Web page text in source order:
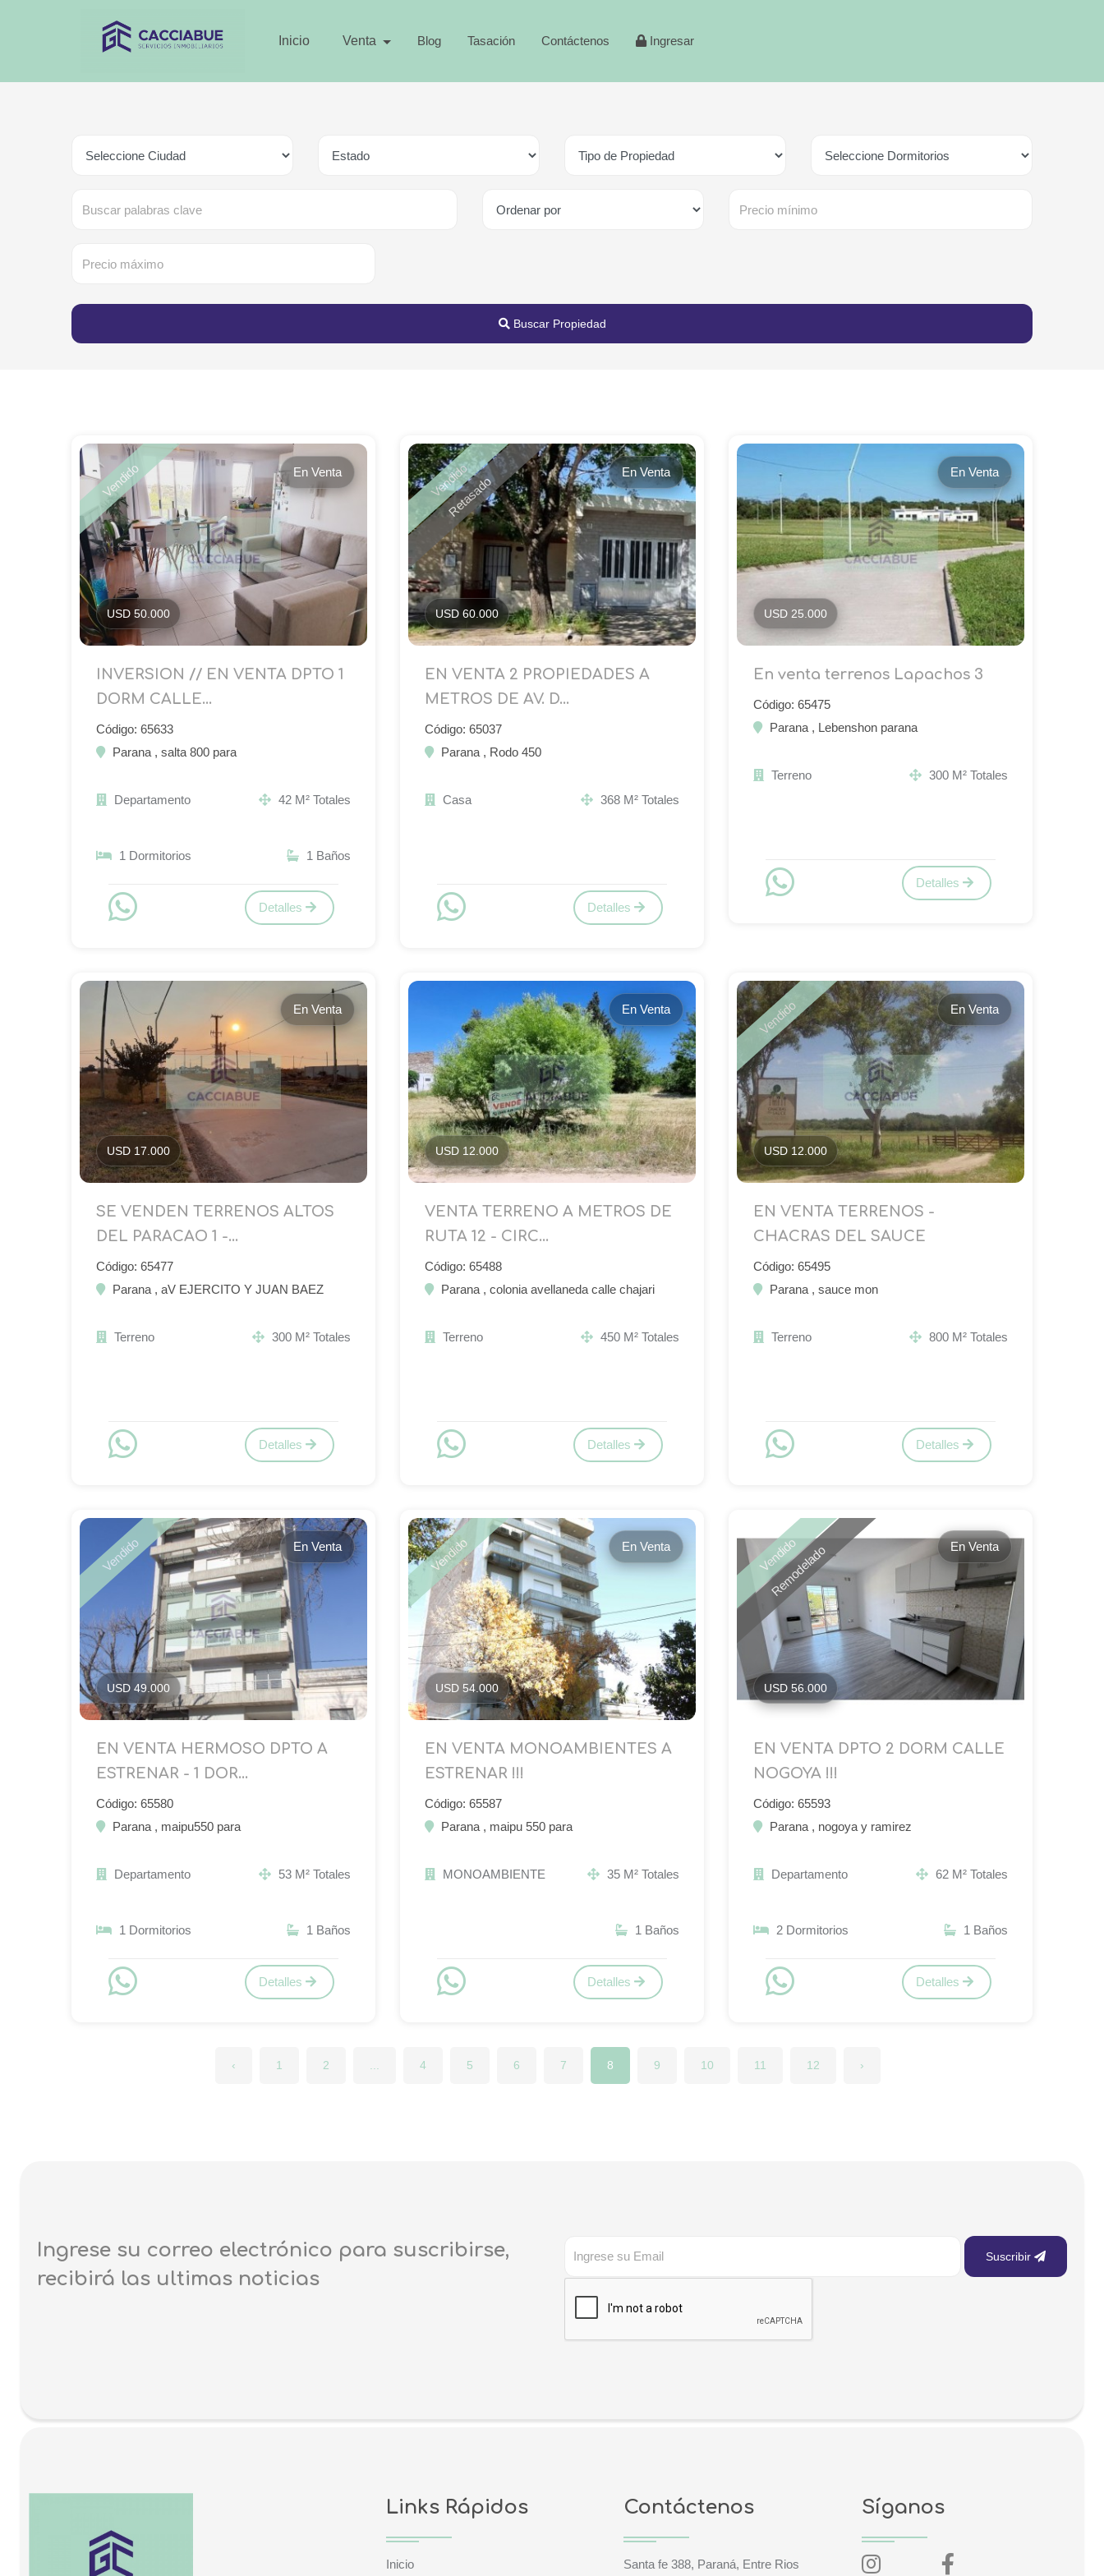
Inicio Venta Blog Tasación Contáctenos Ingresar
Buscar Propiedad
Vendido En Venta
USD 50.000
INVERSION // EN VENTA DPTO 1
DORM CALLE...
Código: 65633
Parana , salta 800 para
Departamento 42 M² Totales
1 Dormitorios 1 Baños
Detalles
Vendido
Retasado
En Venta
USD 60.000
EN VENTA 2 PROPIEDADES A
METROS DE AV. D...
Código: 65037
Parana , Rodo 450
Casa 368 M² Totales
Detalles
En Venta
USD 25.000
En venta terrenos Lapachos 3
Código: 65475
Parana , Lebenshon parana
Terreno 300 M² Totales
Detalles
En Venta
USD 17.000
SE VENDEN TERRENOS ALTOS
DEL PARACAO 1 -...
Código: 65477
Parana , aV EJERCITO Y JUAN BAEZ
Terreno 300 M² Totales
Detalles
En Venta
USD 12.000
VENTA TERRENO A METROS DE
RUTA 12 - CIRC...
Código: 65488
Parana , colonia avellaneda calle chajari
Terreno 450 M² Totales
Detalles
Vendido En Venta
USD 12.000
EN VENTA TERRENOS -
CHACRAS DEL SAUCE
Código: 65495
Parana , sauce mon
Terreno 800 M² Totales
Detalles
Vendido En Venta
USD 49.000
EN VENTA HERMOSO DPTO A
ESTRENAR - 1 DOR...
Código: 65580
Parana , maipu550 para
Departamento 53 M² Totales
1 Dormitorios 1 Baños
Detalles
Vendido En Venta
USD 54.000
EN VENTA MONOAMBIENTES A
ESTRENAR !!!
Código: 65587
Parana , maipu 550 para
MONOAMBIENTE 35 M² Totales
1 Baños
Detalles
Vendido
Remodelado En Venta
USD 56.000
EN VENTA DPTO 2 DORM CALLE
NOGOYA !!!
Código: 65593
Parana , nogoya y ramirez
Departamento 62 M² Totales
2 Dormitorios 1 Baños
Detalles
‹ 1 2 4 5 6 7 8 9 10 11 12 ›
Ingrese su correo electrónico para suscribirse,
recibirá las ultimas noticias
Suscribir
Links Rápidos
Inicio
Contáctenos
Santa fe 388, Paraná, Entre Rios
Síganos